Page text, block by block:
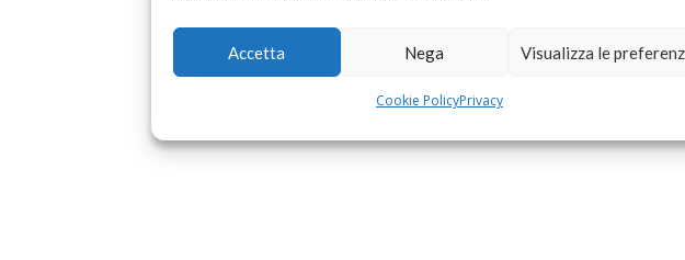
Accetta Nega Visualizza le
Cookie PolicyPrivacy